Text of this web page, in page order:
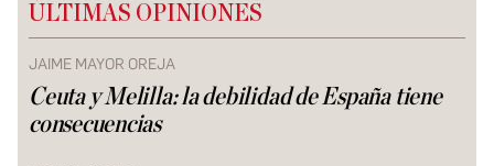
ÚLTIMAS OPINIONES
JAIME MAYOR OREJA
Ceuta y Melilla: la debilidad de España tiene
consecuencias